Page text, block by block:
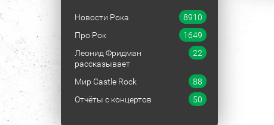
Новости Рока
8910
Про Рок
1649
Леонид Фридман
рассказывает
22
Мир Castle Rock
88
Отчёты с концертов
50